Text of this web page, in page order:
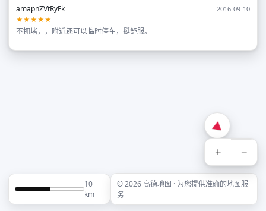
amapnZVtRyFk
2016-09-10
★★★★★
不拥堵，，附近还可以临时停车，挺舒服。
+ −
10
km
© 2026 高德地图 · 为您提供准确的地图服
务